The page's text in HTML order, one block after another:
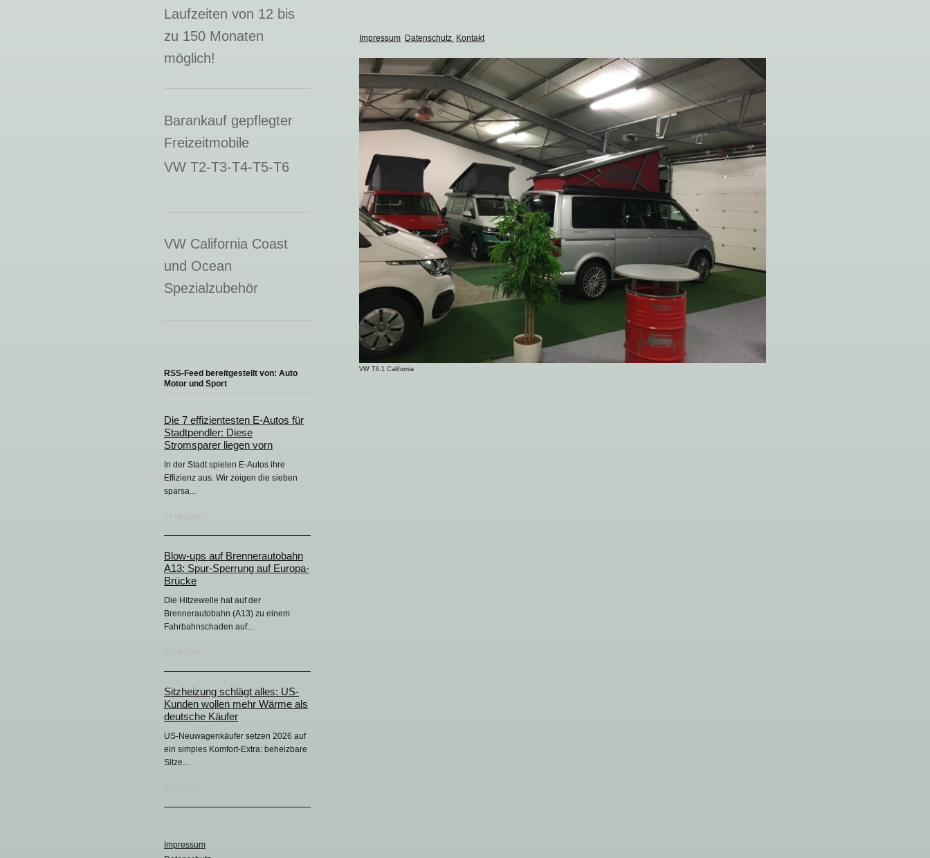
Impressum Datenschutz Kontakt
VW T6.1 California
Laufzeiten von 12 bis
zu 150 Monaten
möglich!
Barankauf gepflegter
Freizeitmobile
VW T2-T3-T4-T5-T6
VW California Coast
und Ocean
Spezialzubehör
RSS-Feed bereitgestellt von: Auto
Motor und Sport
Die 7 effizientesten E-Autos für
Stadtpendler: Diese
Stromsparer liegen vorn
In der Stadt spielen E-Autos ihre
Effizienz aus. Wir zeigen die sieben
sparsa...
Blow-ups auf Brennerautobahn
A13: Spur-Sperrung auf Europa-
Brücke
Die Hitzewelle hat auf der
Brennerautobahn (A13) zu einem
Fahrbahnschaden auf...
Sitzheizung schlägt alles: US-
Kunden wollen mehr Wärme als
deutsche Käufer
US-Neuwagenkäufer setzen 2026 auf
ein simples Komfort-Extra: beheizbare
Sitze...
Impressum